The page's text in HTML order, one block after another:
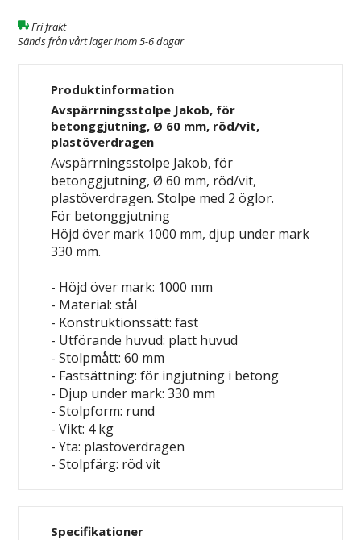
Fri frakt
Sänds från vårt lager inom 5-6 dagar
Produktinformation
Avspärrningsstolpe Jakob, för
betonggjutning, Ø 60 mm, röd/vit,
plastöverdragen
Avspärrningsstolpe Jakob, för
betonggjutning, Ø 60 mm, röd/vit,
plastöverdragen. Stolpe med 2 öglor.
För betonggjutning
Höjd över mark 1000 mm, djup under mark
330 mm.
- Höjd över mark: 1000 mm
- Material: stål
- Konstruktionssätt: fast
- Utförande huvud: platt huvud
- Stolpmått: 60 mm
- Fastsättning: för ingjutning i betong
- Djup under mark: 330 mm
- Stolpform: rund
- Vikt: 4 kg
- Yta: plastöverdragen
- Stolpfärg: rödvit
Specifikationer